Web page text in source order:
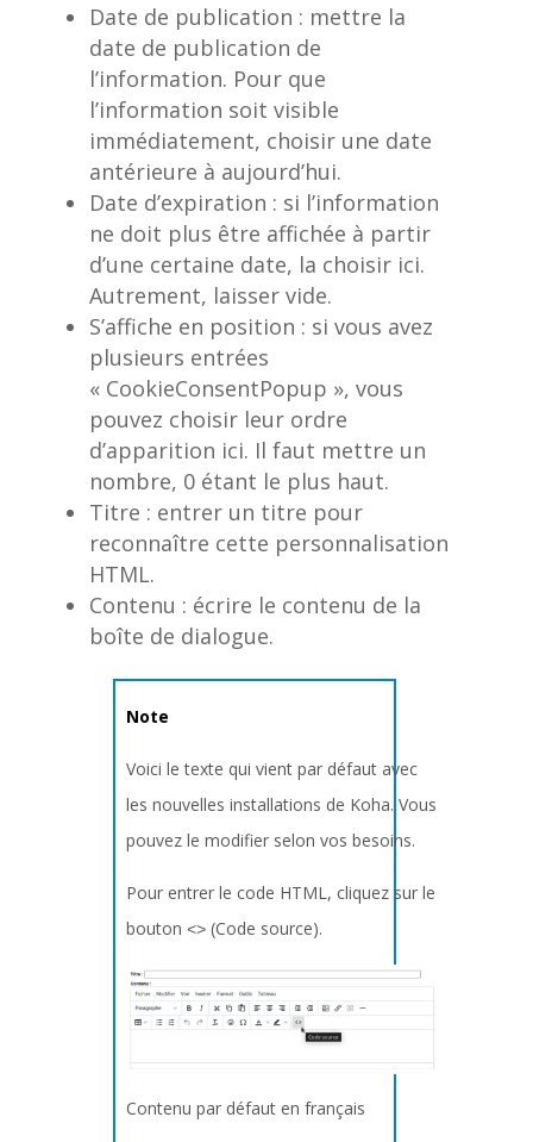
Date de publication : mettre la
date de publication de
l’information. Pour que
l’information soit visible
immédiatement, choisir une date
antérieure à aujourd’hui.
Date d’expiration : si l’information
ne doit plus être affichée à partir
d’une certaine date, la choisir ici.
Autrement, laisser vide.
S’affiche en position : si vous avez
plusieurs entrées
« CookieConsentPopup », vous
pouvez choisir leur ordre
d’apparition ici. Il faut mettre un
nombre, 0 étant le plus haut.
Titre : entrer un titre pour
reconnaître cette personnalisation
HTML.
Contenu : écrire le contenu de la
boîte de dialogue.
Note
Voici le texte qui vient par défaut avec
les nouvelles installations de Koha. Vous
pouvez le modifier selon vos besoins.
Pour entrer le code HTML, cliquez sur le
bouton <>(Code source).
Contenu par défaut en français